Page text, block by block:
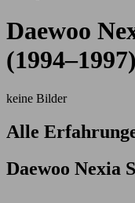
Daewoo
(1994–1997)
keine Bilder
Alle
Daewoo Nexia